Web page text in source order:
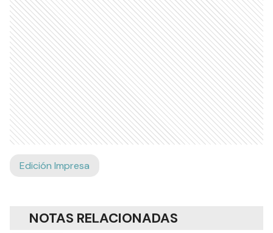
Edición Impresa
NOTAS RELACIONADAS